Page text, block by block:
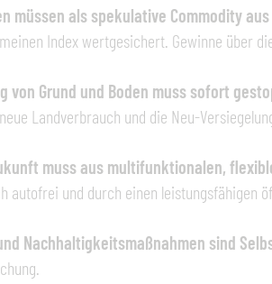
müssen als spekulative Commodity
Index wertgesichert. Gewinne über
von Grund und Boden muss sofort
Landverbrauch und die Neu-
muss aus multifunktionalen,
autofrei und durch einen leistungsfähigen
Nachhaltigkeitsmaßnahmen sind